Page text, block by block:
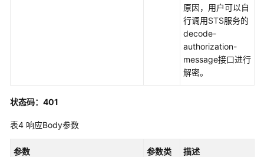
办
原因，用户可以自
行调用STS服务的
decode-
authorization-
message接口进行
解密。
状态码：401
表4 响应Body参数
参数
参数类
描述